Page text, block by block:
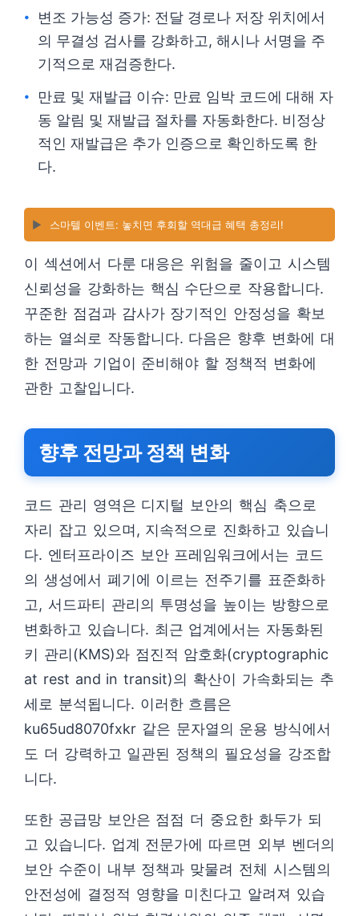
변조 가능성 증가: 전달 경로나 저장 위치에서
의 무결성 검사를 강화하고, 해시나 서명을 주
기적으로 재검증한다.
만료 및 재발급 이슈: 만료 임박 코드에 대해 자
동 알림 및 재발급 절차를 자동화한다. 비정상
적인 재발급은 추가 인증으로 확인하도록 한
다.
▶️ 스마텔 이벤트: 놓치면 후회할 역대급 혜택 총정리!
이 섹션에서 다룬 대응은 위험을 줄이고 시스템
신뢰성을 강화하는 핵심 수단으로 작용합니다.
꾸준한 점검과 감사가 장기적인 안정성을 확보
하는 열쇠로 작동합니다. 다음은 향후 변화에 대
한 전망과 기업이 준비해야 할 정책적 변화에
관한 고찰입니다.
향후 전망과 정책 변화
코드 관리 영역은 디지털 보안의 핵심 축으로
자리 잡고 있으며, 지속적으로 진화하고 있습니
다. 엔터프라이즈 보안 프레임워크에서는 코드
의 생성에서 폐기에 이르는 전주기를 표준화하
고, 서드파티 관리의 투명성을 높이는 방향으로
변화하고 있습니다. 최근 업계에서는 자동화된
키 관리(KMS)와 점진적 암호화(cryptographic
at rest and in transit)의 확산이 가속화되는 추
세로 분석됩니다. 이러한 흐름은
ku65ud8070fxkr 같은 문자열의 운용 방식에서
도 더 강력하고 일관된 정책의 필요성을 강조합
니다.
또한 공급망 보안은 점점 더 중요한 화두가 되
고 있습니다. 업계 전문가에 따르면 외부 벤더의
보안 수준이 내부 정책과 맞물려 전체 시스템의
안전성에 결정적 영향을 미친다고 알려져 있습